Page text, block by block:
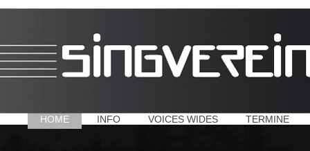
HOME INFO VOICES WIDES TERMINE